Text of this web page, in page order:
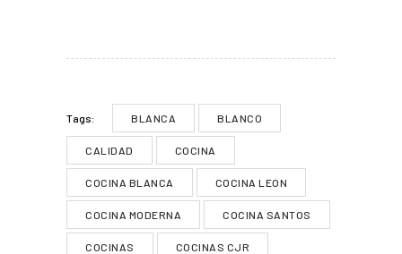
Tags: BLANCA BLANCO
CALIDAD COCINA
COCINA BLANCA COCINA LEON
COCINA MODERNA COCINA SANTOS
COCINAS COCINAS CJR